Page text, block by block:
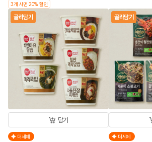
3개 사면 20% 할인
골라담기
담기
더세페
골라담기
더세페